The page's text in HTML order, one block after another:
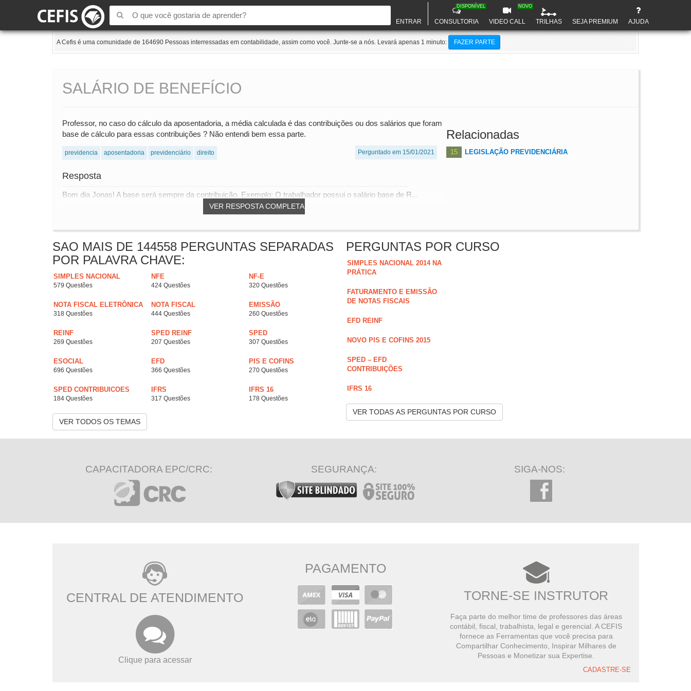
ENTRAR CONSULTORIA
DISPONÍVEL
VIDEO CALL
NOVO
TRILHAS SEJA PREMIUM AJUDA
A Cefis é uma comunidade de 164690 Pessoas interressadas em contabilidade, assim como você. Junte-se a nós. Levará apenas 1 minuto: FAZER PARTE
SALÁRIO DE BENEFÍCIO
Professor, no caso do cálculo da aposentadoria, a média calculada é das contribuições ou dos salários que foram
base de cálculo para essas contribuições ? Não entendi bem essa parte.
previdencia aposentadoria previdenciário direito Perguntado em 15/01/2021
Resposta
VER RESPOSTA COMPLETA
Bom dia Jonas! A base será sempre da contribuição. Exemplo: O trabalhador possui o salário base de R...
Relacionadas
15 LEGISLAÇÃO PREVIDENCIÁRIA
SAO MAIS DE 144558 PERGUNTAS SEPARADAS
POR PALAVRA CHAVE:
SIMPLES NACIONAL
579 Questões
NFE
424 Questões
NF-E
320 Questões
NOTA FISCAL ELETRÔNICA
318 Questões
NOTA FISCAL
444 Questões
EMISSÃO
260 Questões
REINF
269 Questões
SPED REINF
207 Questões
SPED
307 Questões
ESOCIAL
696 Questões
EFD
366 Questões
PIS E COFINS
270 Questões
SPED CONTRIBUICOES
184 Questões
IFRS
317 Questões
IFRS 16
178 Questões
VER TODOS OS TEMAS
PERGUNTAS POR CURSO
SIMPLES NACIONAL 2014 NA
PRÁTICA
FATURAMENTO E EMISSÃO
DE NOTAS FISCAIS
EFD REINF
NOVO PIS E COFINS 2015
SPED – EFD
CONTRIBUIÇÕES
IFRS 16
VER TODAS AS PERGUNTAS POR CURSO
CAPACITADORA EPC/CRC: SEGURANÇA: SIGA-NOS:
CENTRAL DE ATENDIMENTO
Clique para acessar
PAGAMENTO
TORNE-SE INSTRUTOR
Faça parte do melhor time de professores das áreas
contábil, fiscal, trabalhista, legal e gerencial. A CEFIS
fornece as Ferramentas que você precisa para
Compartilhar Conhecimento, Inspirar Milhares de
Pessoas e Monetizar sua Expertise.
CADASTRE-SE